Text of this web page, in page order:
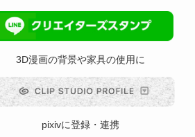
3D漫画の背景や家具の使用に
pixivに登録・連携